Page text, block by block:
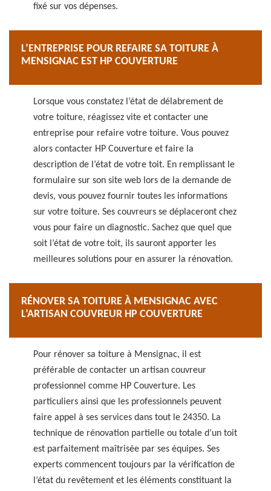
fixé sur vos dépenses.
L’ENTREPRISE POUR REFAIRE SA TOITURE À
MENSIGNAC EST HP COUVERTURE
Lorsque vous constatez l’état de délabrement de
votre toiture, réagissez vite et contacter une
entreprise pour refaire votre toiture. Vous pouvez
alors contacter HP Couverture et faire la
description de l’état de votre toit. En remplissant le
formulaire sur son site web lors de la demande de
devis, vous pouvez fournir toutes les informations
sur votre toiture. Ses couvreurs se déplaceront chez
vous pour faire un diagnostic. Sachez que quel que
soit l’état de votre toit, ils sauront apporter les
meilleures solutions pour en assurer la rénovation.
RÉNOVER SA TOITURE À MENSIGNAC AVEC
L’ARTISAN COUVREUR HP COUVERTURE
Pour rénover sa toiture à Mensignac, il est
préférable de contacter un artisan couvreur
professionnel comme HP Couverture. Les
particuliers ainsi que les professionnels peuvent
faire appel à ses services dans tout le 24350. La
technique de rénovation partielle ou totale d’un toit
est parfaitement maîtrisée par ses équipes. Ses
experts commencent toujours par la vérification de
l’état du revêtement et les éléments constituant la